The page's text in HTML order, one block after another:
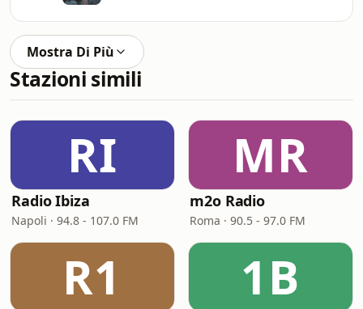
Mostra Di Più
Stazioni simili
RI
Radio Ibiza
Napoli · 94.8 - 107.0 FM
MR
m2o Radio
Roma · 90.5 - 97.0 FM
R1 1B